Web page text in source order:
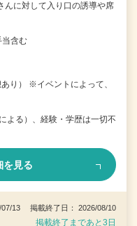
んに対して入り口の誘導や席
含む
り） ※イベントによって、
よる）、経験・学歴は一切不
を見る
07/13 掲載終了日： 2026/08/10
掲載終了まであと3日